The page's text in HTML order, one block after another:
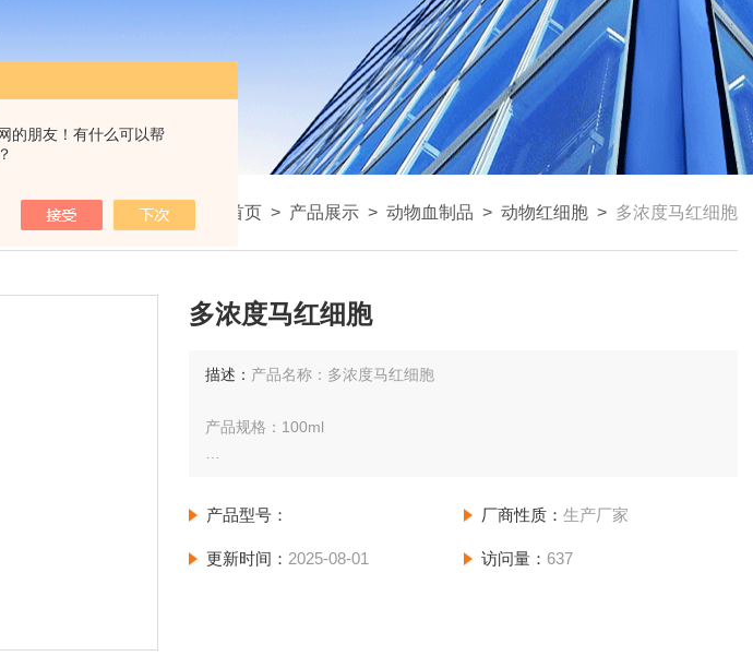
的朋友！有什么可以帮
我的位置： 首页 > 产品展示 > 动物血制品 > 动物红细胞 > 多浓度马红细胞
多浓度马红细胞
描述： 产品名称：多浓度马红细胞
产品规格：100ml
产品型号： 厂商性质： 生产厂家
更新时间： 2025-08-01 访问量： 637